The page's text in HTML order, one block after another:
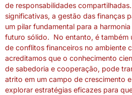
de responsabilidades
significativas, a gestão das finanças
um pilar fundamental para a
futuro sólido. No entanto, é também
de conflitos financeiros no ambiente
acreditamos que o conhecimento
de sabedoria e cooperação, pode
atrito em um campo de crescimento
explorar estratégias eficazes para